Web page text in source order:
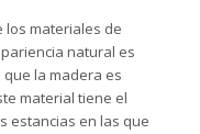
los materiales de
natural es
la madera es
material tiene el
estancias en las que